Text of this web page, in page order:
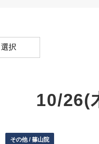
10/
その他 / 篠山院